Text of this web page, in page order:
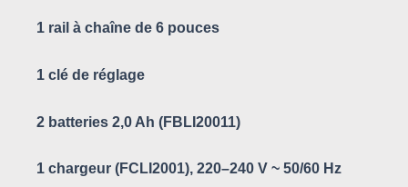
1 rail à chaîne de 6 pouces
1 clé de réglage
2 batteries 2,0 Ah (FBLI20011)
1 chargeur (FCLI2001), 220–240 V ~ 50/60 Hz